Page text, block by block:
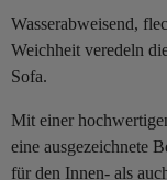
Wasserabweisend,
Weichheit veredeln
Sofa.
Mit einer
eine ausgezeichnete
für den Innen- als